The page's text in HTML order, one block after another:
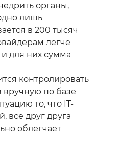
органы,
лишь
в 200 тысяч
легче
для них сумма
контролировать
вручную по базе
то, что IT-
все друг друга
облегчает